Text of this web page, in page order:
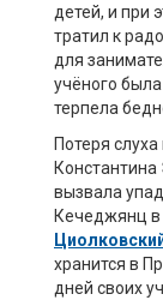
детей, и при
тратил к
для
учёного
терпела
Потеря
вызвала
Кечеджянц в
хранится в
дней своих